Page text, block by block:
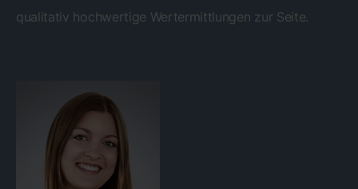
qualitativ hochwertige Wertermittlungen zur Seite.